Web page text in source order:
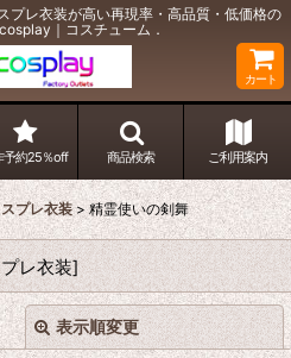
レ衣装が高い再現率・高品質・低価格の
｜コスチューム．
カート
予約25％off 商品検索 ご利用案内
プレ衣装> 精霊使いの剣舞
レ衣装]
表示順変更 閉じる